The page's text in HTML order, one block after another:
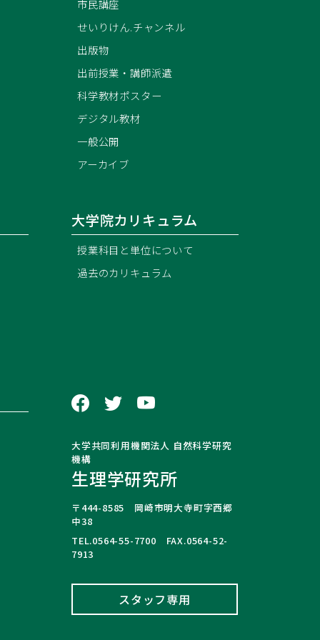
市民講座
せいりけん.チャンネル
出版物
出前授業・講師派遣
科学教材ポスター
デジタル教材
一般公開
アーカイブ
大学院カリキュラム
授業科目と単位について
過去のカリキュラム
大学共同利用機関法人 自然科学研究
機構
生理学研究所
〒444-8585 岡崎市明大寺町字西郷
中38
TEL.0564-55-7700 FAX.0564-52-
7913
スタッフ専用